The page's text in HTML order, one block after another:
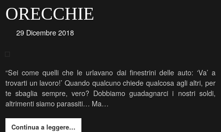
ORECCHIE
29 Dicembre 2018
“Sei come quelli che le urlavano dai finestrini delle auto: ‘Va’ a
trovarti un lavoro!’ Quando qualcuno chiede qualcosa agli altri, per
te sbaglia sempre, vero? Dobbiamo guadagnarci i nostri soldi,
altrimenti siamo parassiti… Ma…
Continua a leggere…